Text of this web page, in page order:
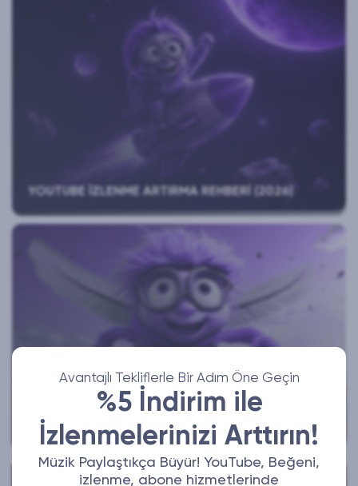
Avantajlı Tekliflerle Bir Adım Öne Geçin
%5 İndirim ile
İzlenmelerinizi Arttırın!
Müzik Paylaştıkça Büyür! YouTube, Beğeni,
izlenme, abone hizmetlerinde
YOUTUBE İZLENME ARTIRMA REHBERI (2026)
INSTAGRAM TAKIPÇI VE ETKILEŞIM HIZMETLERI ILE
HESABINIZI 10 KAT HIZLI BÜYÜTÜN! (2025)